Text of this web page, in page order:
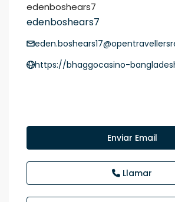
edenboshears7
edenboshears7
https://bhaggocasino-
Enviar Email
Llamar